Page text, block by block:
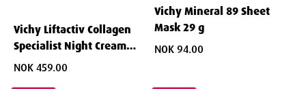
Vichy Liftactiv Collagen
Specialist Night Cream
50 ml
NOK 459.00
Vichy Mineral 89 Sheet
Mask 29 g
NOK 94.00